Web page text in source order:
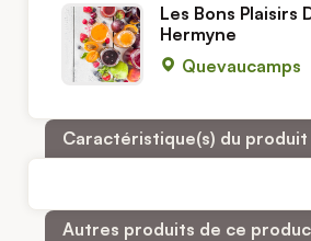
Les Bons Plaisirs
Hermyne
Quevaucamps
Caractéristique(s) du produit
Autres produits de ce